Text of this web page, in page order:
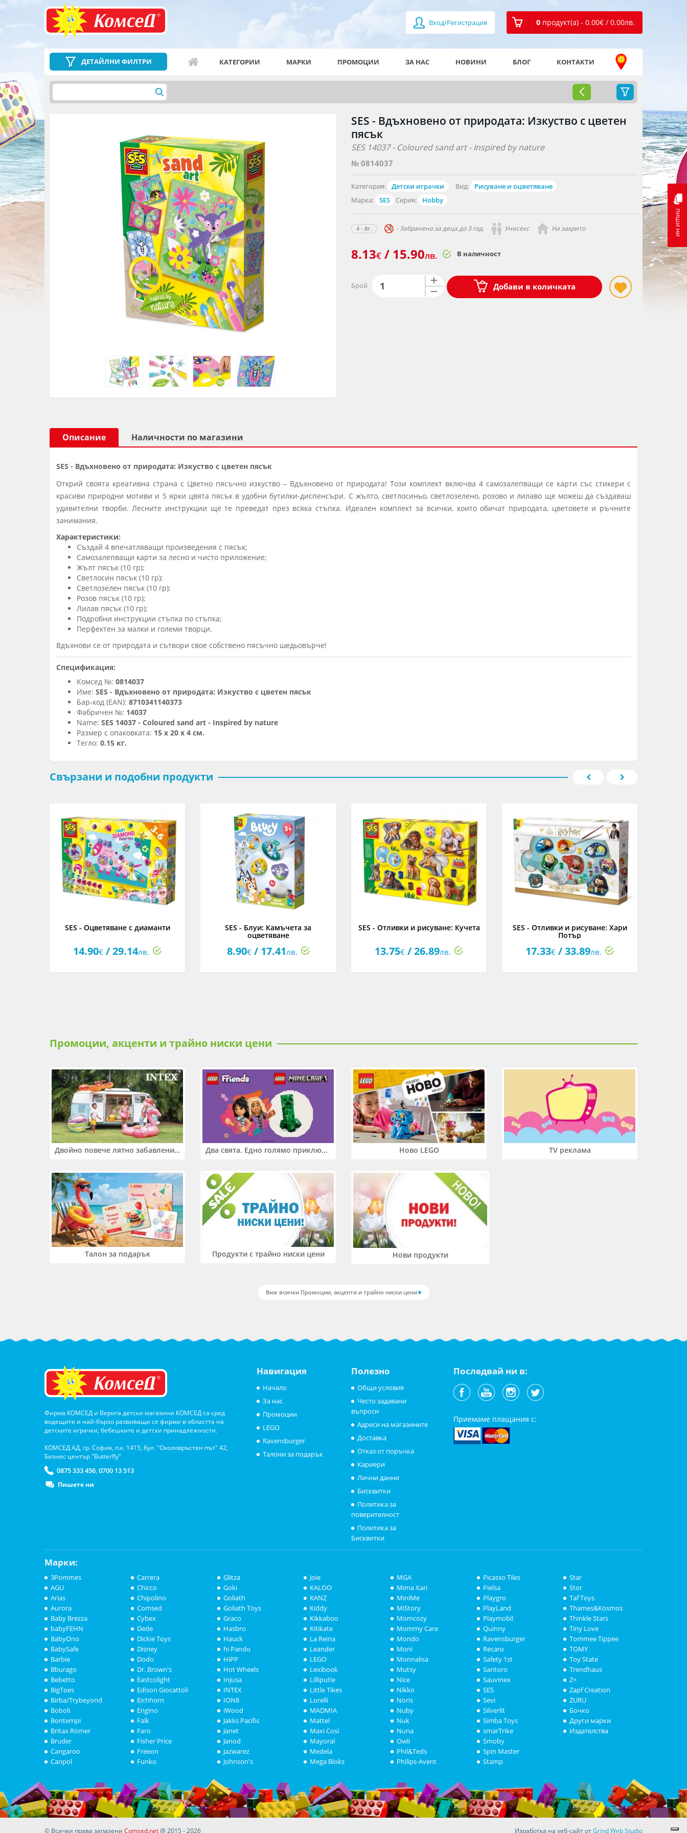
Вход/Регистрация 0 продукт(а) - 0.00€ / 0.00лв.
пиши ни
ДЕТАЙЛНИ ФИЛТРИ КАТЕГОРИИ МАРКИ ПРОМОЦИИ ЗА НАС НОВИНИ БЛОГ КОНТАКТИ
SES - Вдъхновено от природата: Изкуство с цветен
пясък
SES 14037 - Coloured sand art - Inspired by nature
№ 0814037
Категория: Детски играчки Вид:
Рисуване и оцветяване
Марка:
SES Серия: Hobby
4 - 8г. - Забранено за деца до 3 год. Унисекс На закрито
8.13€ / 15.90лв. В наличност
Брой Добави в количката
Описание Наличности по магазини
SES - Вдъхновено от природата: Изкуство с цветен пясък
Открий своята креативна страна с Цветно пясъчно изкуство – Вдъхновено от природата! Този комплект включва 4 самозалепващи се карти със стикери с
красиви природни мотиви и 5 ярки цвята пясък в удобни бутилки-диспенсъри. С жълто, светлосиньо, светлозелено, розово и лилаво ще можеш да създаваш
удивителни творби. Лесните инструкции ще те преведат през всяка стъпка. Идеален комплект за всички, които обичат природата, цветовете и ръчните
занимания.
Характеристики:
Създай 4 впечатляващи произведения с пясък;
Самозалепващи карти за лесно и чисто приложение;
Жълт пясък (10 гр);
Светлосин пясък (10 гр);
Светлозелен пясък (10 гр);
Розов пясък (10 гр);
Лилав пясък (10 гр);
Подробни инструкции стъпка по стъпка;
Перфектен за малки и големи творци.
Вдъхнови се от природата и сътвори свое собствено пясъчно шедьовърче!
Спецификация:
Комсед №: 0814037
Име: SES - Вдъхновено от природата: Изкуство с цветен пясък
Бар-код (EAN): 8710341140373
Фабричен №: 14037
Name: SES 14037 - Coloured sand art - Inspired by nature
Размер с опаковката: 15 х 20 х 4 см.
Тегло: 0.15 кг.
Свързани и подобни продукти
SES - Оцветяване с диаманти
14.90€ / 29.14лв.
SES - Блуи: Камъчета за
оцветяване
8.90€/ 17.41лв.
SES - Отливки и рисуване: Кучета
13.75€ / 26.89лв.
SES - Отливки и рисуване: Хари
Потър
17.33€ / 33.89лв.
Промоции, акценти и трайно ниски цени
Двойно повече лятно забавление! Купи 2 продукта INTEX и вземи -33% Два свята. Едно голямо приключение. Купи 2 продукта LEGO® Friends и/или LEGO® Minecraft и вземи -27% Ново LEGO TV реклама
Талон за подарък Продукти с трайно ниски цени Нови продукти
Виж всички Промоции, акценти и трайно ниски цени
Фирма КОМСЕД и Верига детски магазини КОМСЕД са сред
водещите и най-бързо развиващи се фирми в областта на
детските играчки, бебешките и детски принадлежности.
КОМСЕД АД, гр. София, п.к. 1415, бул. "Околовръстен път" 42,
Бизнес център "Butterfly"
0875 333 456, 0700 13 513
Пишете ни
Навигация
Начало
За нас
Промоции
LEGO
Ravensburger
Талони за подарък
Полезно
Общи условия
Често задавани
въпроси
Адреси на магазините
Доставка
Отказ от поръчка
Кариери
Лични данни
Бисквитки
Политика за
поверителност
Политика за
Бисквитки
Последвай ни в:
Приемаме плащания с:
Марки:
3Pommes
AGU
Arias
Aurora
Baby Brezza
babyFEHN
BabyOno
BabySafe
Barbie
Bburago
Bebetto
BigToes
Birba/Trybeyond
Boboli
Bontempi
Britax Römer
Bruder
Cangaroo
Canpol
Carrera
Chicco
Chipolino
Comsed
Cybex
Dede
Dickie Toys
Disney
Dodo
Dr. Brown's
Eastcolight
Edison Giocattoli
Eichhorn
Engino
Falk
Faro
Fisher Price
Freeon
Funko
Glitza
Goki
Goliath
Goliath Toys
Graco
Hasbro
Hauck
hi Pando
HiPP
Hot Wheels
Injusa
INTEX
ION8
iWood
Jakks Pacific
Janet
Janod
Jazwarez
Johnson's
Joie
KALOO
KANZ
Kiddy
Kikkaboo
Kitikate
La Reina
Leander
LEGO
Lexibook
Lilliputie
Little Tikes
Lorelli
MADMIA
Mattel
Maxi Cosi
Mayoral
Medela
Mega Bloks
MGA
Mima Xari
MiniMe
MiStory
Momcozy
Mommy Care
Mondo
Moni
Monnalisa
Mutsy
Nice
Nikko
Noris
Nuby
Nuk
Nuna
Owli
Phil&Teds
Philips-Avent
Picasso Tiles
Pielsa
Playgro
PlayLand
Playmobil
Quinny
Ravensburger
Recaro
Safety 1st
Santoro
Sauvinex
SES
Sevi
Silverlit
Simba Toys
smarTrike
Smoby
Spin Master
Stamp
Star
Stor
Taf Toys
Thames&Kosmos
Thinkle Stars
Tiny Love
Tommee Tippee
TOMY
Toy State
Trendhaus
Z+
Zapf Creation
ZURU
Бочко
Други марки
Издателства
© Всички права запазени Comsed.net@ 2015 - 2026 Изработка на уеб-сайт отGrind Web Studio